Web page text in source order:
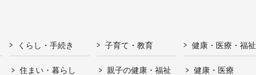
くらし・手続き
住まい・暮らし
子育て・教育
親子の健康・福祉
健康・医療・福祉
健康・医療